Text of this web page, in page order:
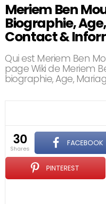
Meriem Ben
Biographie,
Contact &
Qui est Meriem Ben
page Wiki de Meriem
biographie, Age,
30
shares
FACEBOOK
PINTEREST